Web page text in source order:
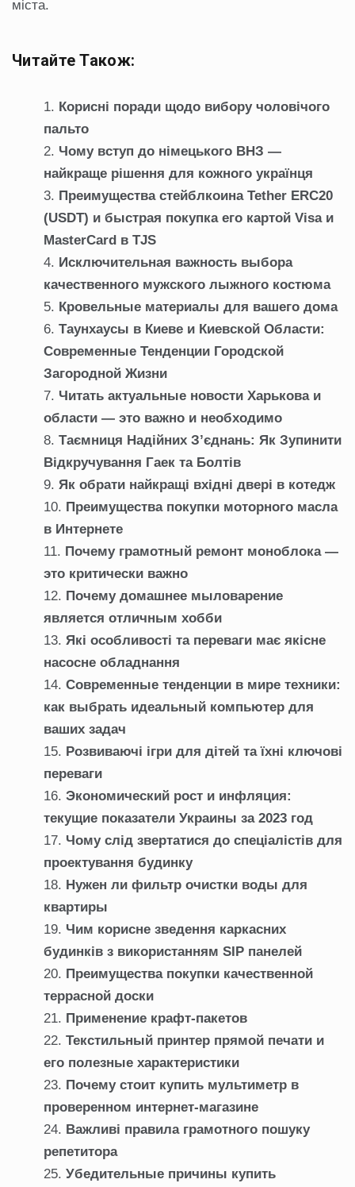
міста.
Читайте Також:
Корисні поради щодо вибору чоловічого
пальто
Чому вступ до німецького ВНЗ —
найкраще рішення для кожного українця
Преимущества стейблкоина Tether ERC20
(USDT) и быстрая покупка его картой Visa и
MasterCard в TJS
Исключительная важность выбора
качественного мужского лыжного костюма
Кровельные материалы для вашего дома
Таунхаусы в Киеве и Киевской Области:
Современные Тенденции Городской
Загородной Жизни
Читать актуальные новости Харькова и
области — это важно и необходимо
Таємниця Надійних З’єднань: Як Зупинити
Відкручування Гаек та Болтів
Як обрати найкращі вхідні двері в котедж
Преимущества покупки моторного масла
в Интернете
Почему грамотный ремонт моноблока —
это критически важно
Почему домашнее мыловарение
является отличным хобби
Які особливості та переваги має якісне
насосне обладнання
Современные тенденции в мире техники:
как выбрать идеальный компьютер для
ваших задач
Розвиваючі ігри для дітей та їхні ключові
переваги
Экономический рост и инфляция:
текущие показатели Украины за 2023 год
Чому слід звертатися до спеціалістів для
проектування будинку
Нужен ли фильтр очистки воды для
квартиры
Чим корисне зведення каркасних
будинків з використанням SIP панелей
Преимущества покупки качественной
террасной доски
Применение крафт-пакетов
Текстильный принтер прямой печати и
его полезные характеристики
Почему стоит купить мультиметр в
проверенном интернет-магазине
Важливі правила грамотного пошуку
репетитора
Убедительные причины купить